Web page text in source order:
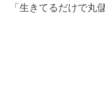
「生きてるだけで丸